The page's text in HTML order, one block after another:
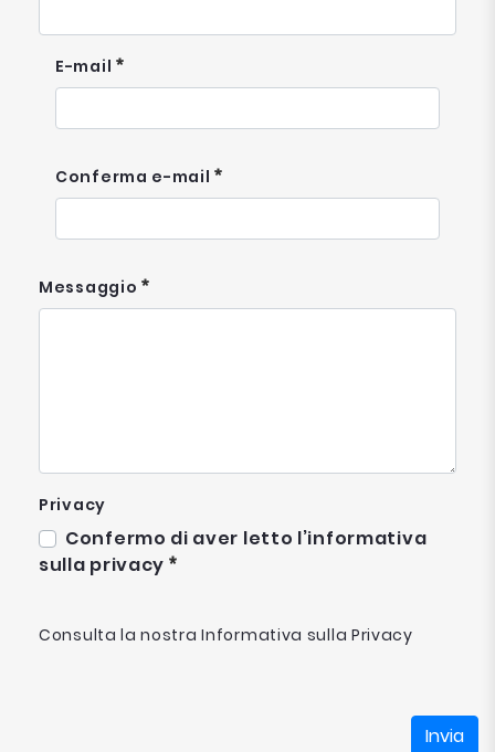
E-mail
Conferma e-mail
Messaggio
Privacy
Confermo di aver letto l’informativa
sulla privacy
Consulta la nostraInformativa sulla Privacy
Invia